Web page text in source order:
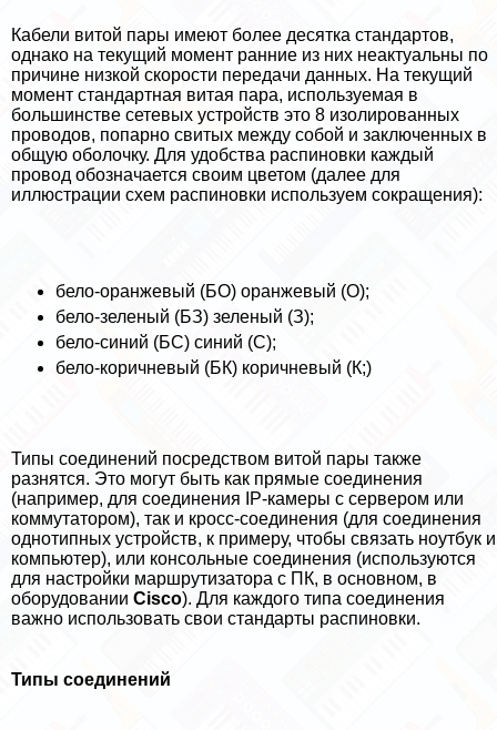
Кабели витой пары имеют более десятка стандартов,
однако на текущий момент ранние из них неактуальны по
причине низкой скорости передачи данных. На текущий
момент стандартная витая пара, используемая в
большинстве сетевых устройств это 8 изолированных
проводов, попарно свитых между собой и заключенных в
общую оболочку. Для удобства распиновки каждый
провод обозначается своим цветом (далее для
иллюстрации схем распиновки используем сокращения):
бело-оранжевый (БО) оранжевый (О);
бело-зеленый (БЗ) зеленый (З);
бело-синий (БС) синий (С);
бело-коричневый (БК) коричневый (К;)
Типы соединений посредством витой пары также
разнятся. Это могут быть как прямые соединения
(например, для соединения IP-камеры с сервером или
коммутатором), так и кросс-соединения (для соединения
однотипных устройств, к примеру, чтобы связать ноутбук и
компьютер), или консольные соединения (используются
для настройки маршрутизатора с ПК, в основном, в
оборудовании Cisco). Для каждого типа соединения
важно использовать свои стандарты распиновки.
Типы соединений